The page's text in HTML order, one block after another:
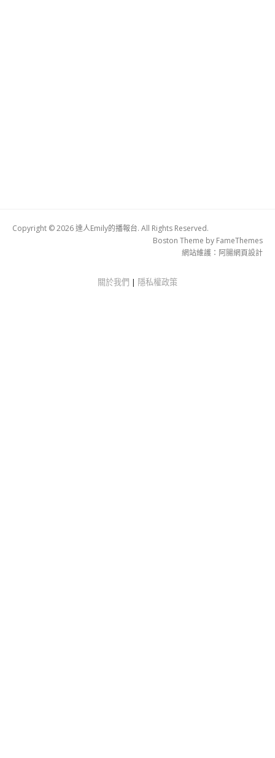
Copyright © 2026 達人Emily的播報台. All Rights Reserved.
Boston Theme by FameThemes
網站維護： 阿腸網頁設計
關於我們 | 隱私權政策